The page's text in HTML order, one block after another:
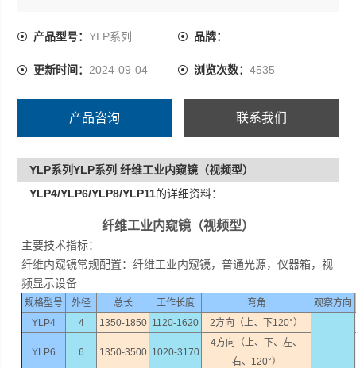
箱，视频显示设备
产品型号：YLP系列 品牌：
更新时间： 2024-09-04 浏览次数： 4535
产品咨询 联系我们
YLP系列YLP系列 纤维工业内窥镜（视频型）
YLP4/YLP6/YLP8/YLP11的详细资料：
纤维工业内窥镜（视频型）
主要技术指标：
纤维内窥镜常规配置：纤维工业内窥镜，普通光源，仪器箱，视
频显示设备
规格型号 外径 总长 工作长度 弯角
观察方向
YLP4
4 1350-1850 1120-1620 2方向（上、下120°）
YLP6 6 1350-3500 1020-3170
4方向（上、下、左、
右、120°）